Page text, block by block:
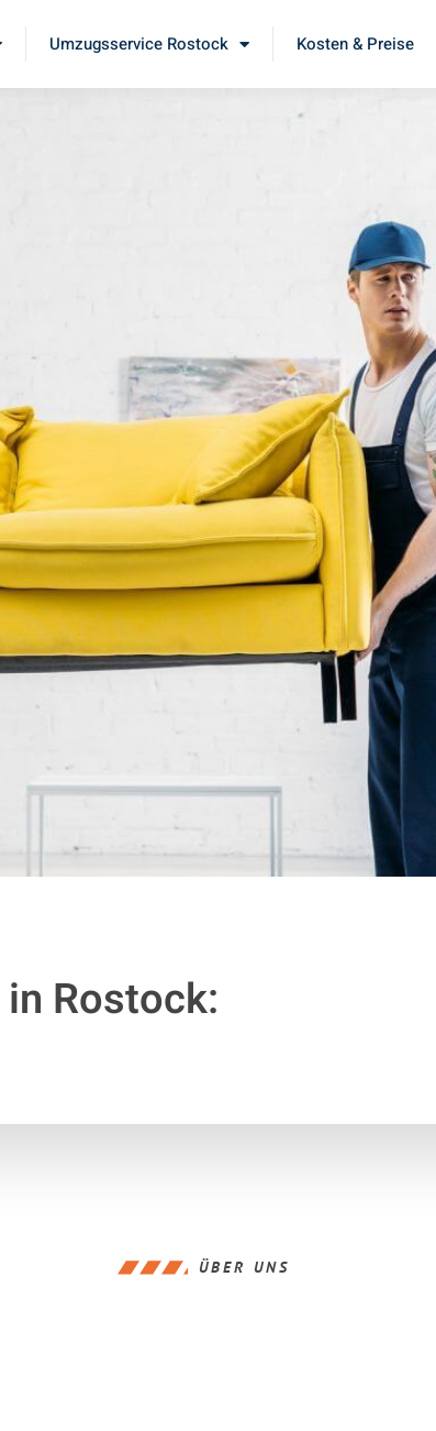
Umzugsservice Rostock Kosten & Preise
in Rostock:
ÜBER UNS